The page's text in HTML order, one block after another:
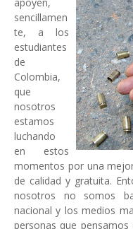
sencillamen
te, a los
estudiantes
de
Colombia,
que
nosotros
estamos
luchando
en estos
momentos por una
de calidad y gratuita.
nosotros no somos
nacional y los medios
personas que